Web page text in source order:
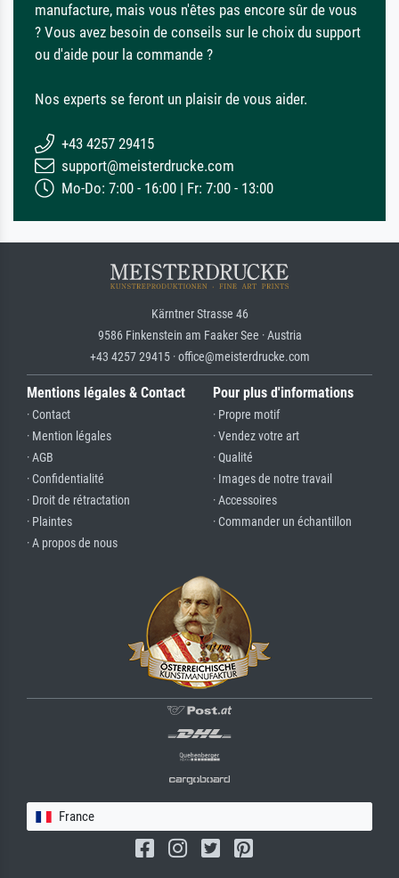
manufacture, mais vous n'êtes pas encore sûr de vous
? Vous avez besoin de conseils sur le choix du support
ou d'aide pour la commande ?
Nos experts se feront un plaisir de vous aider.
+43 4257 29415
support@meisterdrucke.com
Mo-Do: 7:00 - 16:00 | Fr: 7:00 - 13:00
Kärntner Strasse 46
9586 Finkenstein am Faaker See · Austria
+43 4257 29415 · office@meisterdrucke.com
Mentions légales & Contact
· Contact
· Mention légales
· AGB
· Confidentialité
· Droit de rétractation
· Plaintes
· A propos de nous
Pour plus d'informations
· Propre motif
· Vendez votre art
· Qualité
· Images de notre travail
· Accessoires
· Commander un échantillon
France